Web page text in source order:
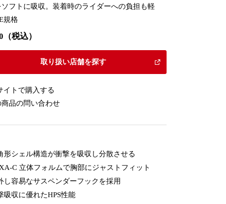
フトに吸収。装着時のライダーへの負担も軽
規格
（税込）
取り扱い店舗を探す
イトで購入する
商品の問い合わせ
形シェル構造が衝撃を吸収し分散させる
C 立体フォルムで胸部にジャストフィット
し容易なサスペンダーフックを採用
吸収に優れたHPS性能